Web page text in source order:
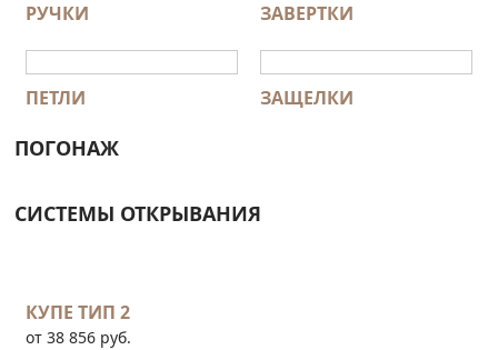
РУЧКИ ЗАВЕРТКИ
ПЕТЛИ ЗАЩЕЛКИ
ПОГОНАЖ
СИСТЕМЫ ОТКРЫВАНИЯ
КУПЕ ТИП 2
от 38 856 руб.